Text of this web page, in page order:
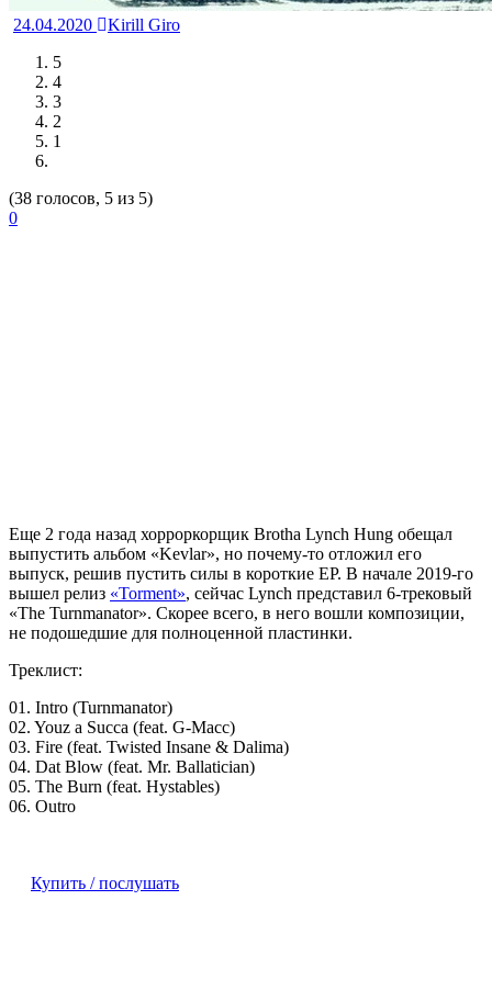
24.04.2020
Kirill Giro
5
4
3
2
1
(38 голосов, 5 из 5)
0
Еще 2 года назад хорроркорщик Brotha Lynch Hung обещал
выпустить альбом «Kevlar», но почему-то отложил его
выпуск, решив пустить силы в короткие EP. В начале 2019-го
вышел релиз «Torment», сейчас Lynch представил 6-трековый
«The Turnmanator». Скорее всего, в него вошли композиции,
не подошедшие для полноценной пластинки.
Треклист:
01. Intro (Turnmanator)
02. Youz a Succa (feat. G-Macc)
03. Fire (feat. Twisted Insane & Dalima)
04. Dat Blow (feat. Mr. Ballatician)
05. The Burn (feat. Hystables)
06. Outro
Купить / послушать